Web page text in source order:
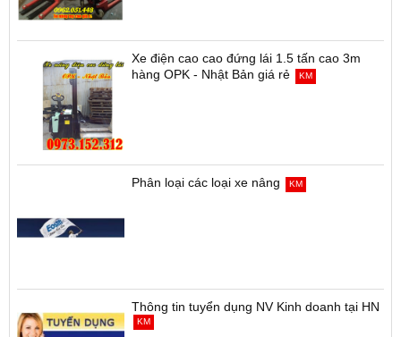
Xe điện cao cao đứng lái 1.5 tấn cao 3m
hàng OPK - Nhật Bản giá rẻ
KM
Phân loại các loại xe nâng KM
Thông tin tuyển dụng NV Kinh doanh tại HN
KM